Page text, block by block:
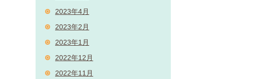
2023年4月
2023年2月
2023年1月
2022年12月
2022年11月